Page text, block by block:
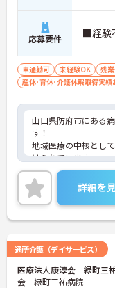
応募要件 ■経験
車通勤可 未経験OK 残
産休･育休･介護休暇取得実績
山口県防府市にある
す！
地域医療の中核とし
けられています。
安心して働ける職場
など、職員の福利厚
無資格・未経験の方
機に介護のお仕事を
めの求人です♪
詳細をお話しいたし
い。
詳細を
通所介護（デイサービス）
医療法人康淳会 緑町三
会 緑町三祐病院